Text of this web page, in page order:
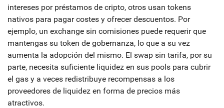
intereses por préstamos de cripto, otros usan tokens
nativos para pagar costes y ofrecer descuentos. Por
ejemplo, un exchange sin comisiones puede requerir que
mantengas su token de gobernanza, lo que a su vez
aumenta la adopción del mismo. El swap sin tarifa, por su
parte, necesita suficiente liquidez en sus pools para cubrir
el gas y a veces redistribuye recompensas a los
proveedores de liquidez en forma de precios más
atractivos.